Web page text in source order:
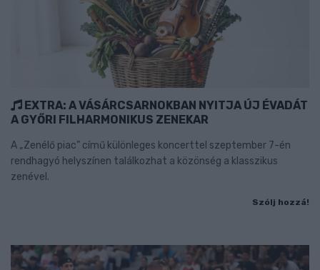
EXTRA: A VÁSÁRCSARNOKBAN NYITJA ÚJ ÉVADÁT
A GYŐRI FILHARMONIKUS ZENEKAR
A „Zenélő piac” című különleges koncerttel szeptember 7-én
rendhagyó helyszínen találkozhat a közönség a klasszikus
zenével.
Szólj hozzá!